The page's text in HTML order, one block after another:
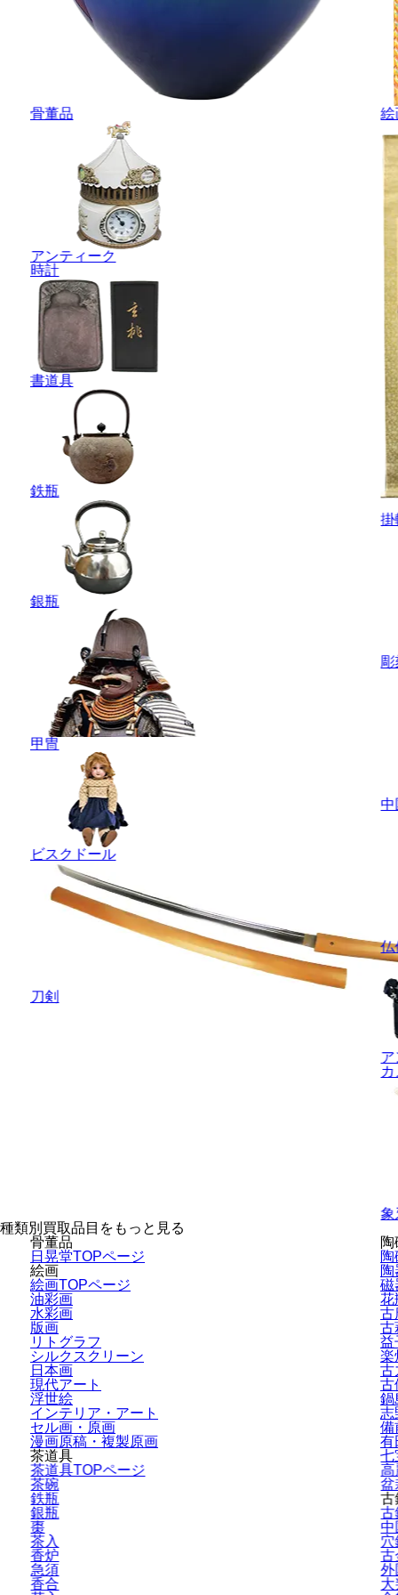
骨董品
アンティーク
時計
書道具
鉄瓶
銀瓶
甲冑
ビスクドール
刀剣
絵
掛
彫
中
仏
ア
象
種類別買取品目をもっと見る
骨董品
日晃堂TOPページ
絵画
絵画TOPページ
油彩画
水彩画
版画
リトグラフ
シルクスクリーン
日本画
現代アート
浮世絵
インテリア・ アート
セル画・原画
漫画原稿・複製原画
茶道具
茶道具TOPページ
茶碗
鉄瓶
銀瓶
棗
茶入
香炉
急須
香合
磁
花
古
古
益
楽
古
古
鍋
志
備
有
七
高
盆
古
古
中
穴
古
外
大